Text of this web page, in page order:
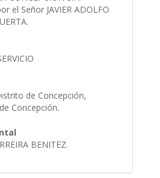
el Señor JAVIER ADOLFO
de Concepción,
Concepción.
BENITEZ.